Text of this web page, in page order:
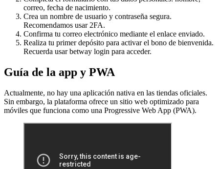
correo, fecha de nacimiento.
Crea un nombre de usuario y contraseña segura.
Recomendamos usar 2FA.
Confirma tu correo electrónico mediante el enlace enviado.
Realiza tu primer depósito para activar el bono de bienvenida.
Recuerda usar betway login para acceder.
Guía de la app y PWA
Actualmente, no hay una aplicación nativa en las tiendas oficiales.
Sin embargo, la plataforma ofrece un sitio web optimizado para
móviles que funciona como una Progressive Web App (PWA).